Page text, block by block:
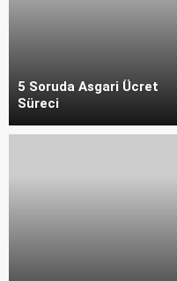
5 Soruda Asgari Ücret
Süreci